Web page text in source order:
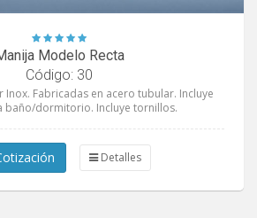
Modelo Recta
Código: 30
Fabricadas en acero tubular. Incluye
baño/dormitorio. Incluye tornillos.
Detalles